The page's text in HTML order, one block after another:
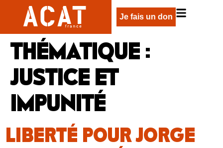
Je fais un don
THÉMATIQUE :
JUSTICE ET
IMPUNITÉ
LIBERTÉ POUR JORGE